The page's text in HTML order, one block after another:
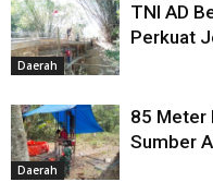
Daerah
TNI AD
Perkuat
Daerah
85 Meter
Sumber